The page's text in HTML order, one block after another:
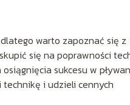
warto zapoznać się z
się na poprawności
sukcesu w
technikę i udzieli cennych